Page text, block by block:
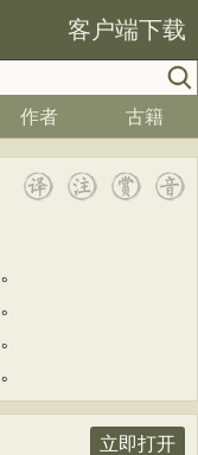
客户端下载
作者 古籍
立即打开